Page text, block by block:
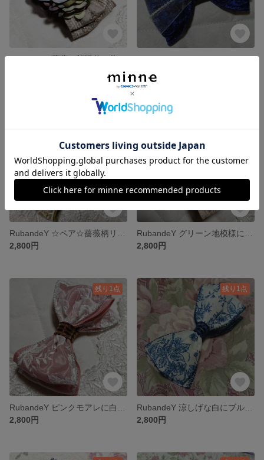
RubandeY 薔薇と紫陽花の共演 ハーフ バナナクリップ
RubandeY シャイニーバロック海の恵み＆ブルーローズ＆パールリボン☆ナスカン＆キーリングつき♪キーホルダー(*^^*)
残り1点
2,800円
2,800円
残り1点
2,800円
残り1点
2,800円